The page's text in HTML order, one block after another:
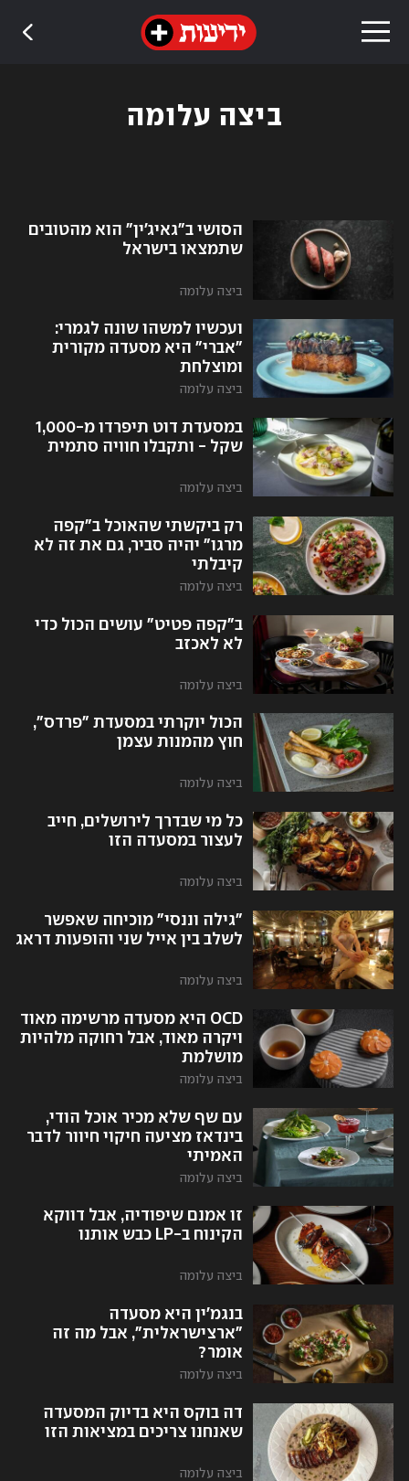
ביצה עלומה
הסושי ב"גאיג'ין" הוא מהטובים
שתמצאו בישראל
ביצה עלומה
ועכשיו למשהו שונה לגמרי:
"אברי" היא מסעדה מקורית
ומוצלחת
ביצה עלומה
במסעדת דוט תיפרדו מ-1,000
שקל - ותקבלו חוויה סתמית
ביצה עלומה
רק ביקשתי שהאוכל ב"קפה
מרגו" יהיה סביר, גם את זה לא
קיבלתי
ביצה עלומה
ב"קפה פטיט" עושים הכול כדי
לא לאכזב
ביצה עלומה
הכול יוקרתי במסעדת "פרדס",
חוץ מהמנות עצמן
ביצה עלומה
כל מי שבדרך לירושלים, חייב
לעצור במסעדה הזו
ביצה עלומה
"גילה וננסי" מוכיחה שאפשר
לשלב בין אייל שני והופעות דראג
ביצה עלומה
OCD היא מסעדה מרשימה מאוד
ויקרה מאוד, אבל רחוקה מלהיות
מושלמת
ביצה עלומה
עם שף שלא מכיר אוכל הודי,
בינדאז מציעה חיקוי חיוור לדבר
האמיתי
ביצה עלומה
זו אמנם שיפודיה, אבל דווקא
הקינוח ב-LP כבש אותנו
ביצה עלומה
בנגמ'ין היא מסעדה
"ארצישראלית", אבל מה זה
אומר?
ביצה עלומה
דה בוקס היא בדיוק המסעדה
שאנחנו צריכים במציאות הזו
ביצה עלומה